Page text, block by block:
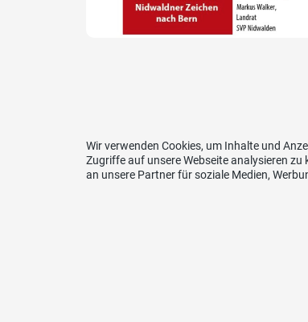
Wir verwenden Cookies, um Inhalte und
Zugriffe auf unsere Webseite analysieren
an unsere Partner für soziale Medien,